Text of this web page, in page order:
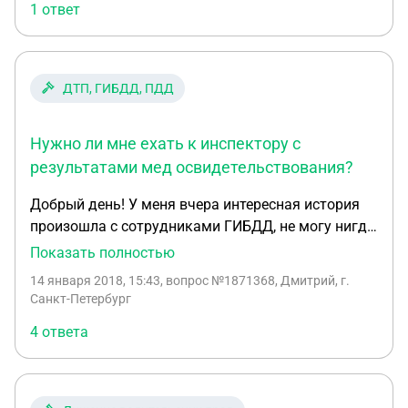
не контактировал, чтобы они подтвердили мое
состояние. Что в таком деле делать?
1 ответ
ДТП, ГИБДД, ПДД
Нужно ли мне ехать к инспектору с
результатами мед освидетельствования?
Добрый день! У меня вчера интересная история
произошла с сотрудниками ГИБДД, не могу нигде
найти ответа на пару вопросов. Остановили
предложили присесть в машину для "поговорить",
позвонил в телефон доверия по номеру на борту
служебного автомобиля, мол документы забрали,
ничего не говорят, просят в машину сесть,
нарушения или подозрения не озвучили. По итогу:
Показать полностью
14 января 2018, 15:43, вопрос №1871368, Дмитрий, г.
Санкт-Петербург
4 ответа